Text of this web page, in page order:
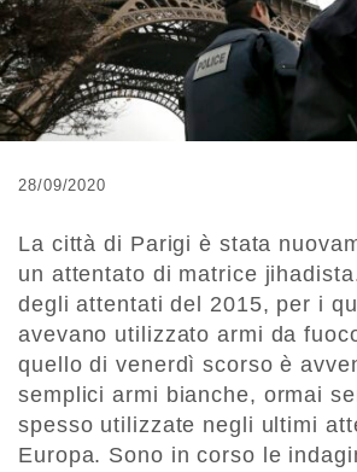
28/09/2020
La città di Parigi è stata
un attentato di matrice
degli attentati del 2015, per i
avevano utilizzato armi da
quello di venerdì scorso è
semplici armi bianche, ormai
spesso utilizzate negli ultimi
Europa. Sono in corso le